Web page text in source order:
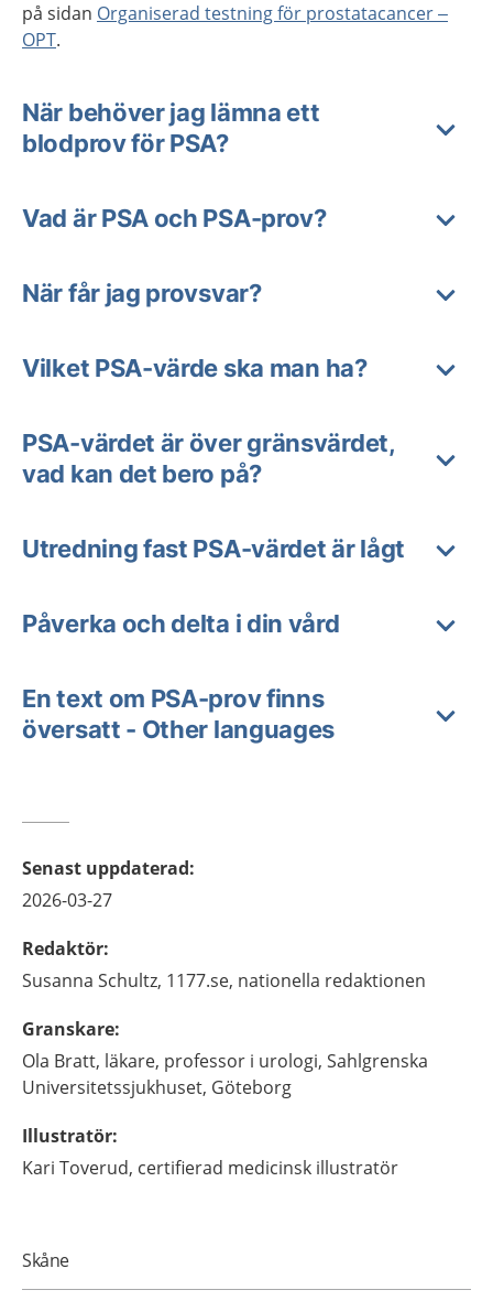
på sidan Organiserad testning för prostatacancer –
OPT.
När behöver jag lämna ett
blodprov för PSA?
Vad är PSA och PSA-prov?
När får jag provsvar?
Vilket PSA-värde ska man ha?
PSA-värdet är över gränsvärdet,
vad kan det bero på?
Utredning fast PSA-värdet är lågt
Påverka och delta i din vård
En text om PSA-prov finns
översatt - Other languages
Senast uppdaterad:
2026-03-27
Redaktör:
Susanna Schultz, 1177.se, nationella redaktionen
Granskare:
Ola Bratt, läkare, professor i urologi, Sahlgrenska
Universitetssjukhuset, Göteborg
Illustratör:
Kari Toverud, certifierad medicinsk illustratör
Skåne